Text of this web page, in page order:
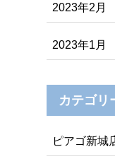
2023年2月
2023年1月
カテゴリ
ピアゴ新城